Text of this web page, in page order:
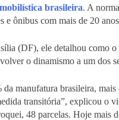
brasileira. A
ônibus com mais de 20
(DF), ele detalhou como
o dinamismo a um dos
manufatura brasileira,
transitória”, explicou o
48 parcelas. Hoje mais